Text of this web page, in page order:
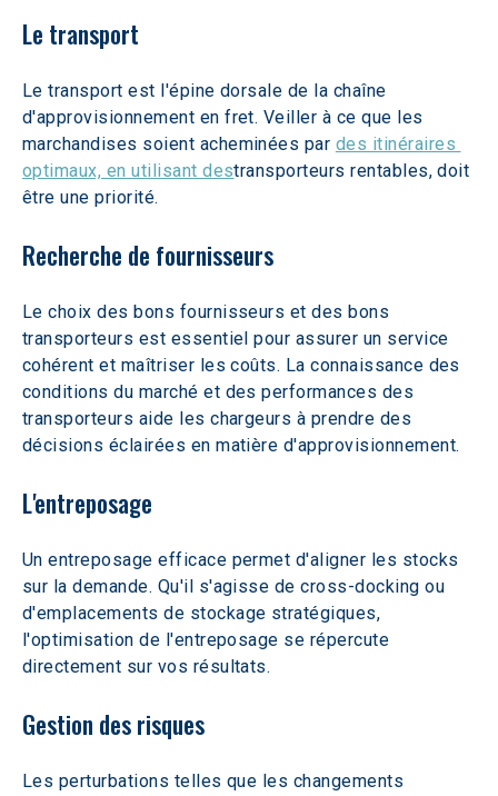
Le transport
Le transport est l'épine dorsale de la chaîne
d'approvisionnement en fret. Veiller à ce que les
marchandises soient acheminées par des itinéraires
optimaux, en utilisant destransporteurs rentables, doit
être une priorité.
Recherche de fournisseurs
Le choix des bons fournisseurs et des bons
transporteurs est essentiel pour assurer un service
cohérent et maîtriser les coûts. La connaissance des
conditions du marché et des performances des
transporteurs aide les chargeurs à prendre des
décisions éclairées en matière d'approvisionnement.
L'entreposage
Un entreposage efficace permet d'aligner les stocks
sur la demande. Qu'il s'agisse de cross-docking ou
d'emplacements de stockage stratégiques,
l'optimisation de l'entreposage se répercute
directement sur vos résultats.
Gestion des risques
Les perturbations telles que les changements